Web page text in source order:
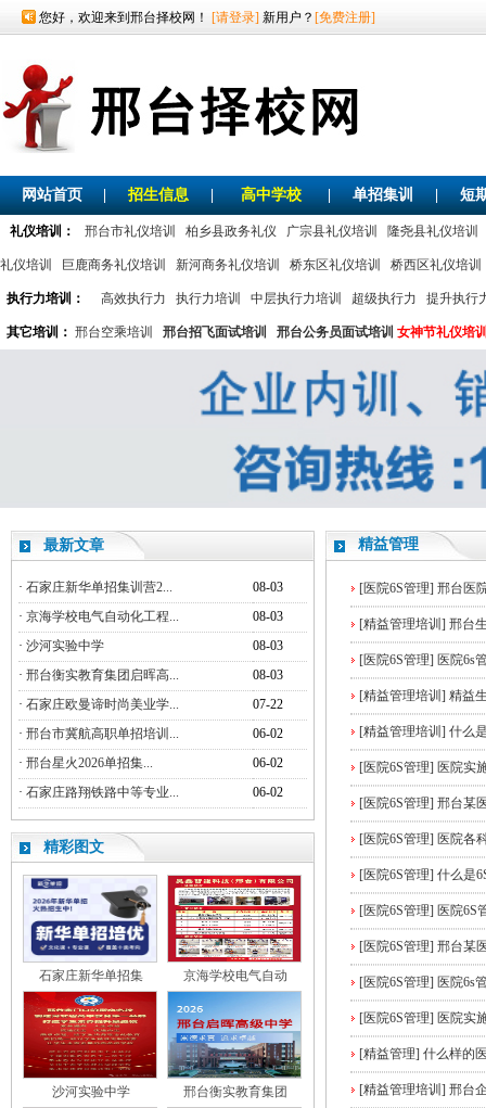
您好，欢迎来到邢台择校网！ [请登录] 新用户？ [免费注册]
网站首页 招生信息 高中学校 单招集训 短
礼仪培训： 邢台市礼仪培训 柏乡县政务礼仪 广宗县礼仪培训 隆尧县礼仪培训
礼仪培训 巨鹿商务礼仪培训 新河商务礼仪培训 桥东区礼仪培训 桥西区礼仪培训
执行力培训： 高效执行力 执行力培训 中层执行力培训 超级执行力 提升执行
其它培训： 邢台空乘培训 邢台招飞面试培训 邢台公务员面试培训 女神节礼仪培
最新文章
· 石家庄新华单招集训营2...
08-03
· 京海学校电气自动化工程...
08-03
· 沙河实验中学
08-03
· 邢台衡实教育集团启晖高...
08-03
· 石家庄欧曼谛时尚美业学...
07-22
· 邢台市冀航高职单招培训...
06-02
· 邢台星火2026单招集...
06-02
· 石家庄路翔铁路中等专业... 06-02
精彩图文
石家庄新华单招集 京海学校电气自动
沙河实验中学 邢台衡实教育集团
精益管理
[医院6S管理] 邢台医
[精益管理培训] 邢台
[医院6S管理] 医院6s
[精益管理培训] 精益
[精益管理培训] 什么
[医院6S管理] 医院实
[医院6S管理] 邢台某
[医院6S管理] 医院各
[医院6S管理] 什么是
[医院6S管理] 医院6S
[医院6S管理] 邢台某
[医院6S管理] 医院6s
[医院6S管理] 医院实
[精益管理] 什么样的
[精益管理培训] 邢台